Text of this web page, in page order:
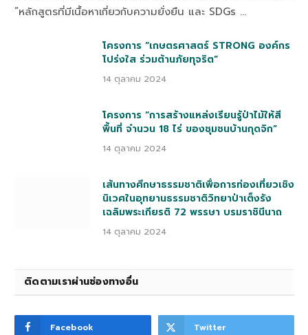
“หลักสูตรที่มีเนื้อหาเกี่ยวกับความยั่งยืน และ SDGs …
โครงการ “เกษตรศาสตร์ STRONG องค์กร
โปร่งใส ร่วมต้านภัยทุจริต”
14 ตุลาคม 2024
โครงการ “การสร้างแหล่งเรียนรู้ป่าไม้ให้สี
พื้นที่ จำนวน 18 ไร่ ของชุมชนบ้านกุดจิก”
14 ตุลาคม 2024
เส้นทางศึกษาธรรมชาติเพื่อการท่องเที่ยวเชิง
นิเวศในอุทยานธรรมชาติวิทยาป่าเต็งรัง
เฉลิมพระเกียรติ 72 พรรษา บรมราชินีนาถ
14 ตุลาคม 2024
ติดตามเราผ่านช่องทางอื่น
Facebook Twitter